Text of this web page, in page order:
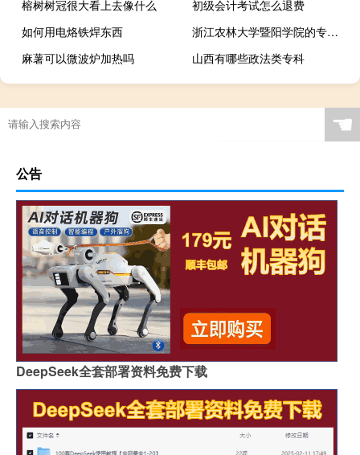
榕树树冠很大看上去像什么
初级会计考试怎么退费
如何用电烙铁焊东西
浙江农林大学暨阳学院的专业有哪些
麻薯可以微波炉加热吗
山西有哪些政法类专科
☚
公告
DeepSeek全套部署资料免费下载